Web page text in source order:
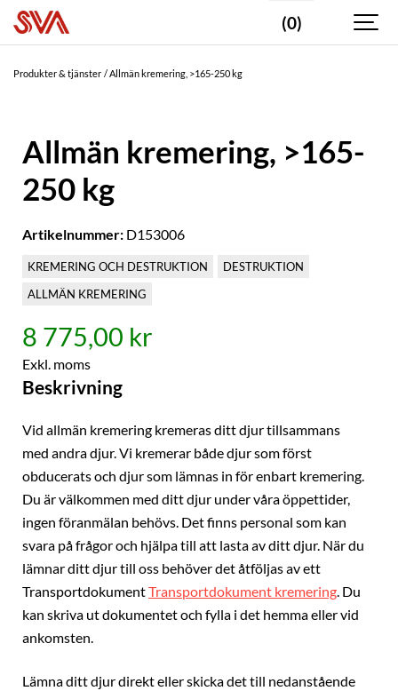
(0)
Produkter & tjänster Allmän kremering, >165-250 kg
Allmän kremering, >165-
250 kg
Artikelnummer: D153006
KREMERING OCH DESTRUKTION
DESTRUKTION
ALLMÄN KREMERING
8 775,00 kr
Exkl. moms
Beskrivning
Vid allmän kremering kremeras ditt djur tillsammans
med andra djur. Vi kremerar både djur som först
obducerats och djur som lämnas in för enbart kremering.
Du är välkommen med ditt djur under våra öppettider,
ingen föranmälan behövs. Det finns personal som kan
svara på frågor och hjälpa till att lasta av ditt djur. När du
lämnar ditt djur till oss behöver det åtföljas av ett
TransportdokumentTransportdokument kremering. Du
kan skriva ut dokumentet och fylla i det hemma eller vid
ankomsten.
Lämna ditt djur direkt eller skicka det till nedanstående